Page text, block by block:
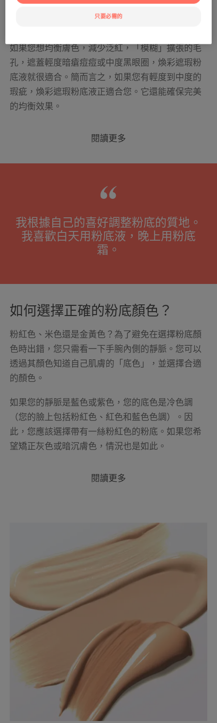
如果您想均衡膚色，減少泛紅，「模糊」擴張的毛
孔，遮蓋輕度暗瘡痘痘或中度黑眼圈，煥彩遮瑕粉
底液就很適合。簡而言之，如果您有輕度到中度的
瑕疵，煥彩遮瑕粉底液正適合您。它還能確保完美
的均衡效果。
閱讀更多
我根據自己的喜好調整粉底的質地。
我喜歡白天用粉底液，晚上用粉底
霜。
如何選擇正確的粉底顏色？
粉紅色、米色還是金黃色？為了避免在選擇粉底顏
色時出錯，您只需看一下手腕內側的靜脈。您可以
透過其顏色知道自己肌膚的「底色」，並選擇合適
的顏色。
如果您的靜脈是藍色或紫色，您的底色是冷色調
（您的臉上包括粉紅色、紅色和藍色色調）。因
此，您應該選擇帶有一絲粉紅色的粉底。如果您希
望矯正灰色或暗沉膚色，情況也是如此。
閱讀更多
只要必需的